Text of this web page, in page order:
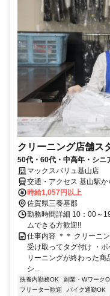
クリーニング店舗ス
50代・60代・中高年・シニ
マックスバリュ基山店
交通・アクセス 基山駅
時給1,057円以上
佐賀県三養基郡
勤務時間詳細 10：00～
ムできる方歓迎!!
仕事内容 ＊＊ クリーニ
受け取ってタグ付け ・
リーニングが終わった商
シ...
扶養内勤務OK 副業・Wワーク
フリーター歓迎
バイク通勤OK